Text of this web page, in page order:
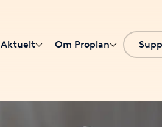
Aktuelt Om Proplan